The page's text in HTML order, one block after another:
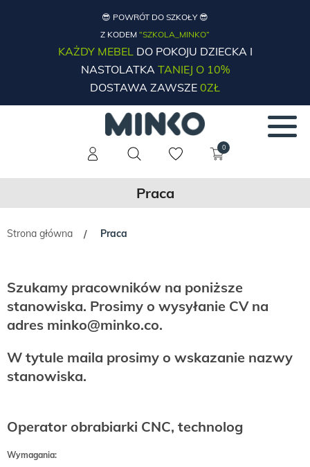
😎 POWRÓT DO SZKOŁY 😎
Z KODEM “SZKOLA_MINKO”
KAŻDY MEBELDO POKOJU DZIECKA I
NASTOLATKATANIEJ O 10%
DOSTAWA ZAWSZE 0ZŁ
0
Praca
Strona główna / Praca
Szukamy pracowników na poniższe
stanowiska. Prosimy o wysyłanie CV na
adres minko@minko.co.
W tytule maila prosimy o wskazanie nazwy
stanowiska.
Operator obrabiarki CNC, technolog
Wymagania: